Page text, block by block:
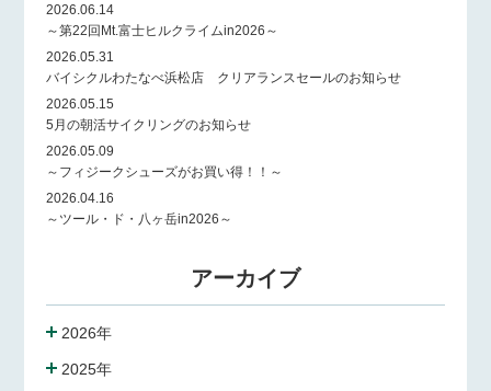
2026.06.14
～第22回Mt.富士ヒルクライムin2026～
2026.05.31
バイシクルわたなべ浜松店 クリアランスセールのお知らせ
2026.05.15
5月の朝活サイクリングのお知らせ
2026.05.09
～フィジークシューズがお買い得！！～
2026.04.16
～ツール・ド・八ヶ岳in2026～
アーカイブ
2026年
2025年